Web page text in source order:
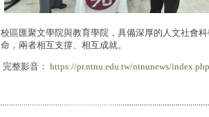
校區匯聚文學院與教育學院，具備深厚的人文社會
命，兩者相互支撐、相互成就。
完整影音： https://pr.ntnu.edu.tw/ntnunews/